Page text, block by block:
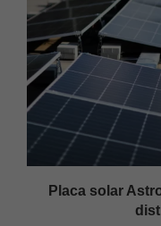
Placa solar